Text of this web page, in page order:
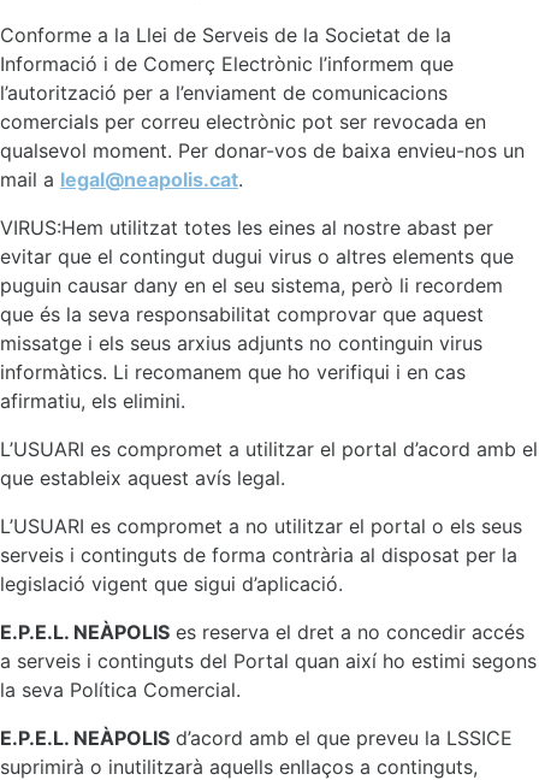
Conforme a la Llei de Serveis de la Societat de la
Informació i de Comerç Electrònic l’informem que
l’autorització per a l’enviament de comunicacions
comercials per correu electrònic pot ser revocada en
qualsevol moment. Per donar-vos de baixa envieu-nos un
mail a legal@neapolis.cat.
VIRUS:Hem utilitzat totes les eines al nostre abast per
evitar que el contingut dugui virus o altres elements que
puguin causar dany en el seu sistema, però li recordem
que és la seva responsabilitat comprovar que aquest
missatge i els seus arxius adjunts no continguin virus
informàtics. Li recomanem que ho verifiqui i en cas
afirmatiu, els elimini.
L’USUARI es compromet a utilitzar el portal d’acord amb el
que estableix aquest avís legal.
L’USUARI es compromet a no utilitzar el portal o els seus
serveis i continguts de forma contrària al disposat per la
legislació vigent que sigui d’aplicació.
E.P.E.L. NEÀPOLIS es reserva el dret a no concedir accés
a serveis i continguts del Portal quan així ho estimi segons
la seva Política Comercial.
E.P.E.L. NEÀPOLIS d’acord amb el que preveu la LSSICE
suprimirà o inutilitzarà aquells enllaços a continguts,